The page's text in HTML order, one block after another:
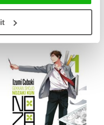
Nozaki, mistr